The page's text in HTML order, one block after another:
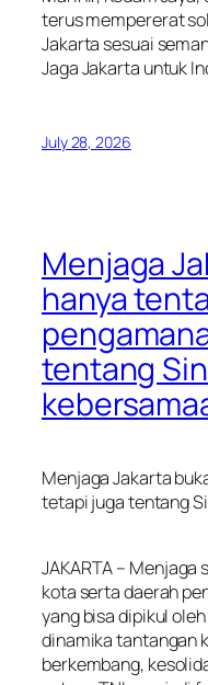
terus mempererat
Jakarta sesuai
Jaga Jakarta untuk
July 28, 2026
Menjaga
hanya
tentang
Menjaga Jakarta
tetapi juga tentang
JAKARTA –
kota serta daerah
yang bisa dipikul
dinamika tantangan
berkembang,